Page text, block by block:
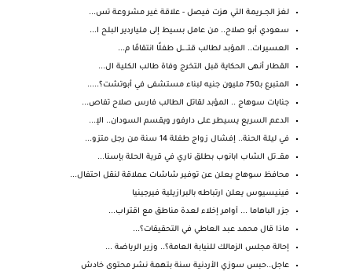
لغز الجـــريمة التي هزت فيصل - علاقة غير مشروعة تس...
سعودي أبو صلاح.. من عامل بسيط إلى ملياردير البلح ا...
العسيرات.. المؤبد لطالب قتــ.ــل طفلًا انتقامًا م...
القطار أنهى الحكاية قبل التخرج وفاة طالب الكلية ال...
المتبرع بـ750 مليون جنيه لبناء مستشفى في أبوتشت؟.....
جنايات سوهاج .. المؤبد لقاتل الطالب فارس صلاح تفاص...
الدعم السريع يسيطر على دارفور ويقسم السودان.. الإ...
في ليلة الحنة.. إفشال زواج طفلة 14 سنة من رجل متزو...
مقــ.تل الشاب ابانوب بطلق ناري في قرية الحلة بإسنا...
محافظ سوهاج يعلن عن توفير شاشات عملاقة لنقل احتفال...
فينيسيوس يعلن ارتباطه بالبرازيلية فيرجينيا
جزر الباهاما ... أوامر إخلاء لعدة مناطق مع اقتراب...
ماذا قال محمد عبد العاطي في التحقيقات؟...
إحالة مجلس الزمالك للنيابة العامة؟.. وزير الرياضة ...
عاجل..حبس سوزي الأردنية سنة بتهمة نشر محتوى خادش